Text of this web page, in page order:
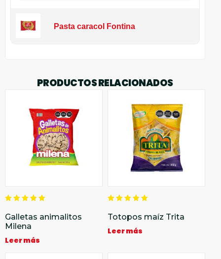
Pasta caracol Fontina
PRODUCTOS RELACIONADOS
en
5.00
de 5
Galletas animalitos
Milena
Leer más
en
5.00
Totopos maíz Trita
Leer más